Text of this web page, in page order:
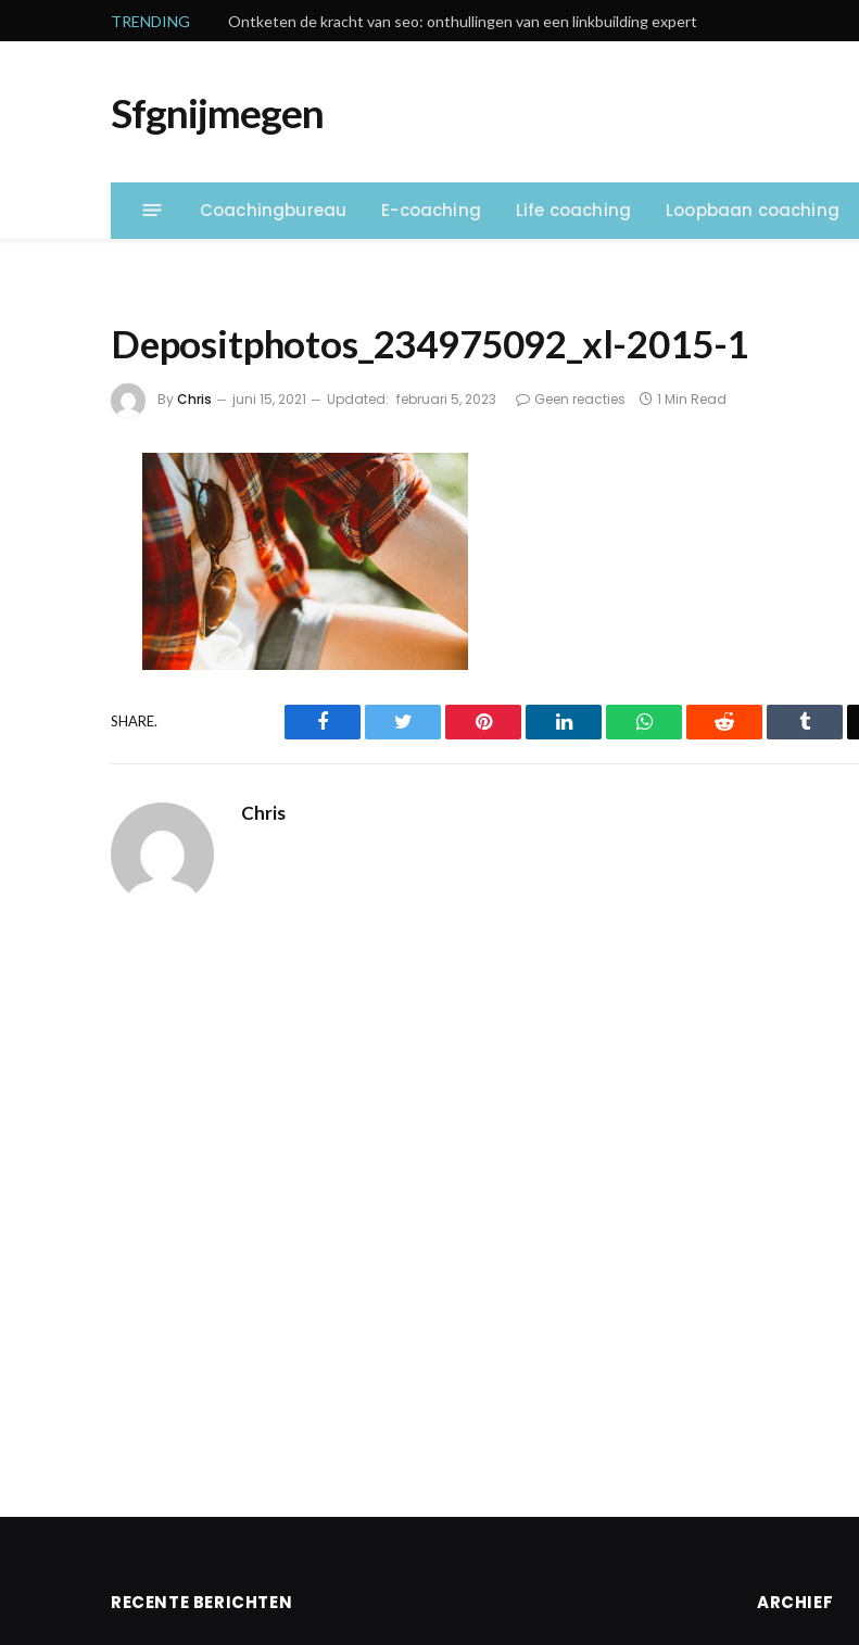
TRENDING Ontketen de kracht van seo: onthullingen van een linkbuilding expert
Sfgnijmegen
Coachingbureau E-coaching Life coaching Loopbaan coaching
Depositphotos_234975092_xl-2015-1
ByChris juni 15, 2021 Updated: februari 5, 2023 Geen reacties 1 Min Read
SHARE. Facebook Twitter Pinterest LinkedIn WhatsAppReddit Tumblr
Chris
RECENTE BERICHTEN ARCHIEF